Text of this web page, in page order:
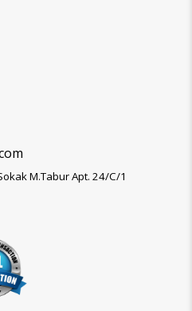
M.Tabur Apt. 24/C/1